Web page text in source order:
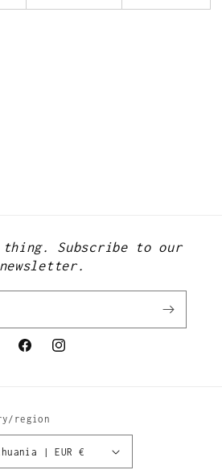
Subscribe to our
newsletter.
FacebookInstagram
region
Lithuania | EUR €